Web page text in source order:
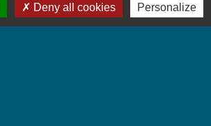
de Chignin
Deny all cookies Personalize